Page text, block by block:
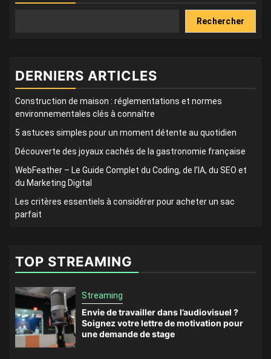
Rechercher
DERNIERS ARTICLES
Construction de maison : réglementations et normes
environnementales clés à connaître
5 astuces simples pour un moment détente au quotidien
Découverte des joyaux cachés de la gastronomie française
WebFeather – Le Guide Complet du Coding, de l’IA, du SEO et
du Marketing Digital
Les critères essentiels à considérer pour acheter un sac
parfait
TOP STREAMING
Streaming
Envie de travailler dans l’audiovisuel ?
Soignez votre lettre de motivation pour
une demande de stage